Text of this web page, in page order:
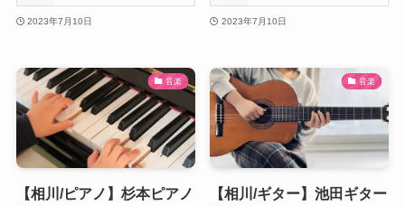
2023年7月10日 2023年7月10日
音楽
【相川/ピアノ】杉本ピアノ
音楽
【相川/ギター】池田ギター